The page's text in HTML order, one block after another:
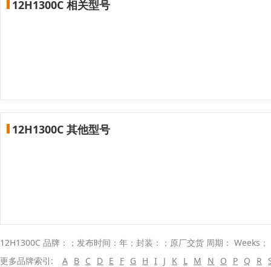
12H1300C 相关型号
12H1300C 其他型号
12H1300C 品牌：；发布时间：年；封装：；原厂交货 周期： Weeks
更多品牌索引:
A B C D E F G H I J K L M N O P Q R